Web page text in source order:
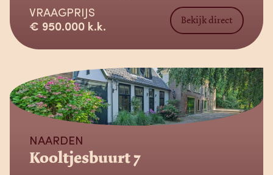
VRAAGPRIJS
€ 950.000 k.k.
Bekijk direct
Verkocht
NAARDEN
Kooltjesbuurt 7